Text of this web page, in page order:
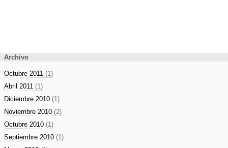
Archivo
Octubre 2011 (1)
Abril 2011 (1)
Diciembre 2010 (1)
Noviembre 2010 (2)
Octubre 2010 (1)
Septiembre 2010 (1)